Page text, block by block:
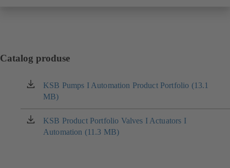
Catalog produse
KSB Pumps I Automation Product Portfolio (13.1
MB)
(se
deschide
într-
o
filă
KSB Product Portfolio Valves I Actuators I
Automation (11.3 MB)
(se
deschide